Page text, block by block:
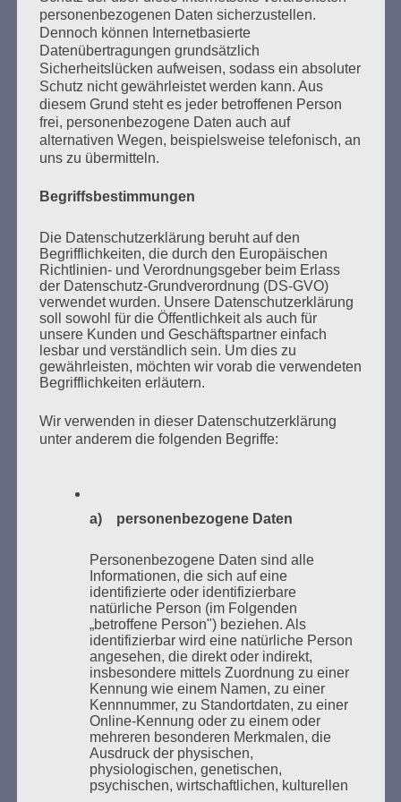
SUCHEN
NACH:
MARATHONLESUNG AUS DEN
Donnerstag, 21. Mai 2026, 11 – 18 Uhr
Zum 26. Mal gibt es eine Marathonlesung anlässlich
des Gedenkens an die Verbrennung von Büchern am
Bücher verbrannten.
GEDENKEN UND ERINNERN BEGINNT IN
UNSERER NACHBARSCHAFT
personenbezogenen Daten sicherzustellen.
Dennoch können Internetbasierte
Datenübertragungen grundsätzlich
Sicherheitslücken aufweisen, sodass ein absoluter
Schutz nicht gewährleistet werden kann. Aus
diesem Grund steht es jeder betroffenen Person
frei, personenbezogene Daten auch auf
alternativen Wegen, beispielsweise telefonisch, an
uns zu übermitteln.
Begriffsbestimmungen
Die Datenschutzerklärung beruht auf den
Begrifflichkeiten, die durch den Europäischen
Richtlinien- und Verordnungsgeber beim Erlass
der Datenschutz-Grundverordnung (DS-GVO)
verwendet wurden. Unsere Datenschutzerklärung
soll sowohl für die Öffentlichkeit als auch für
unsere Kunden und Geschäftspartner einfach
lesbar und verständlich sein. Um dies zu
gewährleisten, möchten wir vorab die verwendeten
Begrifflichkeiten erläutern.
Wir verwenden in dieser Datenschutzerklärung
unter anderem die folgenden Begriffe:
a) personenbezogene Daten
Personenbezogene Daten sind alle
Informationen, die sich auf eine
identifizierte oder identifizierbare
natürliche Person (im Folgenden
„betroffene Person") beziehen. Als
identifizierbar wird eine natürliche Person
angesehen, die direkt oder indirekt,
insbesondere mittels Zuordnung zu einer
Kennung wie einem Namen, zu einer
Kennnummer, zu Standortdaten, zu einer
Online-Kennung oder zu einem oder
mehreren besonderen Merkmalen, die
Ausdruck der physischen,
physiologischen, genetischen,
psychischen, wirtschaftlichen, kulturellen